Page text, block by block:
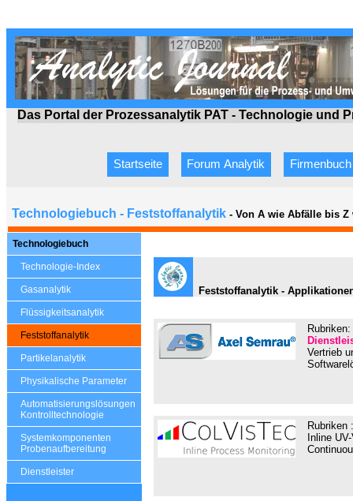
Das Portal der Prozessanalytik PAT - Technologie und
Startseite Forum Analytik Firmenbuch
Technologiebuch - Feststoffanalytik - Von A wie Abfälle bis Z
Technologiebuch
Technologie-Index
Gasanalytik
Flüssigkeitsanalytik
Feststoffanalytik
Partikelanalytik
Physikalische Parameter
Automatisierungslösungen
Kontrolltechnologie
Systemkomponenten
Probenaufbereitung
Dienstleister
Feststoffanalytik -
Rubriken:
Vertrieb
Rubriken :
Inline